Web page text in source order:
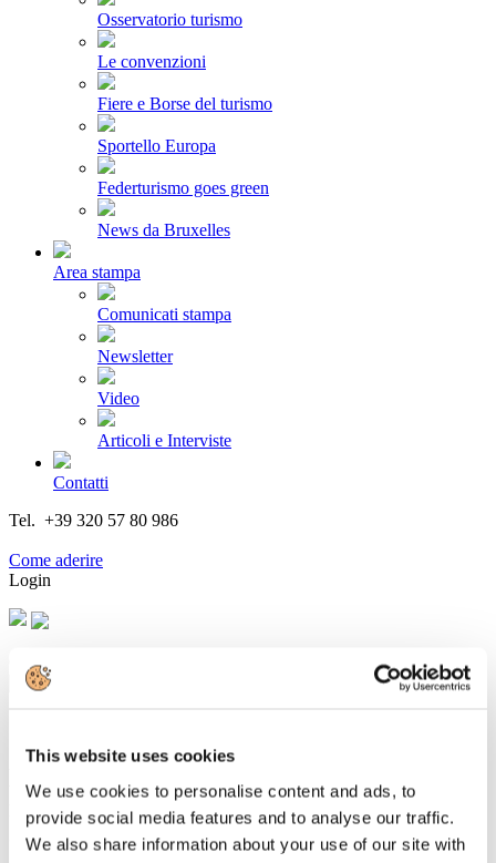
This website uses cookies
We use cookies to personalise content and ads, to
provide social media features and to analyse our traffic.
We also share information about your use of our site with
Osservatorio turismo
Le convenzioni
Fiere e Borse del turismo
Sportello Europa
Federturismo goes green
News da Bruxelles
Area stampa
Comunicati stampa
Newsletter
Video
Articoli e Interviste
Contatti
Tel. +39 320 57 80 986
Come aderire
Login
Cerca...
Lalli (Federturismo): ripartiamo da un
modello di turismo più vicino ai territori
e meno invasivo